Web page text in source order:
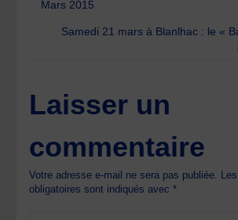
Mars 2015
Samedi 21 mars à Blanlhac : le «
Laisser un
commentaire
Votre adresse e-mail ne sera pas publiée.
obligatoires sont indiqués avec*